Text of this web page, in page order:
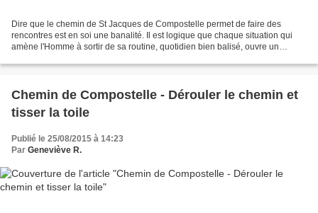
Dire que le chemin de St Jacques de Compostelle permet de faire des
rencontres est en soi une banalité. Il est logique que chaque situation qui
amène l'Homme à sortir de sa routine, quotidien bien balisé, ouvre un
Chemin de Compostelle - Dérouler le chemin et
tisser la toile
Publié le 25/08/2015 à 14:23
Par Geneviève R.